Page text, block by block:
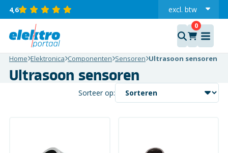
4,6 excl. btw
incl.
Home Elektronica Componenten Sensoren Ultrasoon sensoren
Ultrasoon sensoren
Sorteer op: